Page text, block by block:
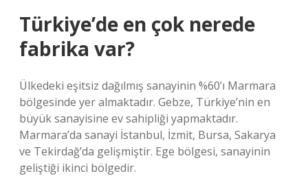
Türkiye’de en çok nerede
fabrika var?
Ülkedeki eşitsiz dağılmış sanayinin %60’ı Marmara
bölgesinde yer almaktadır. Gebze, Türkiye’nin en
büyük sanayisine ev sahipliği yapmaktadır.
Marmara’da sanayi İstanbul, İzmit, Bursa, Sakarya
ve Tekirdağ’da gelişmiştir. Ege bölgesi, sanayinin
geliştiği ikinci bölgedir.